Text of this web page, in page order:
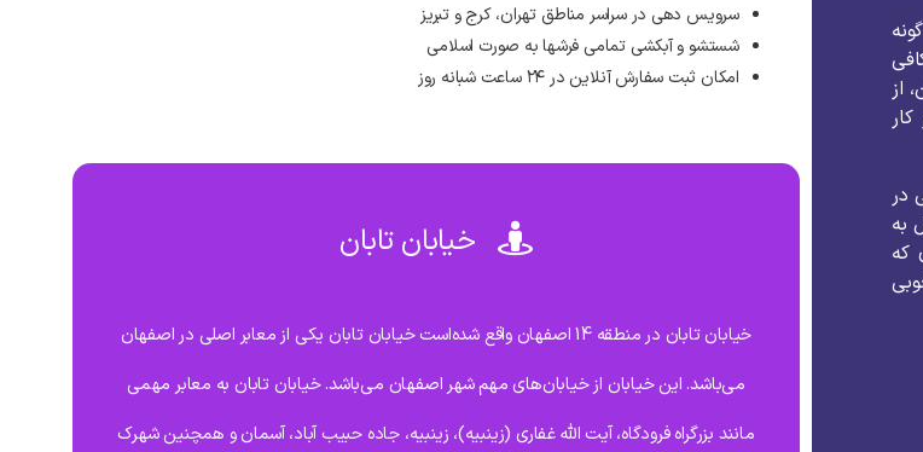
گونه
از
کار
در
به
که
سرویس دهی در سراسر مناطق تهران، کرج و تبریز
شستشو و آبکشی تمامی فرشها به صورت اسلامی
امکان ثبت سفارش آنلاین در ۲۴ ساعت شبانه روز
خیابان تابان
خیابان تابان در منطقه 14 اصفهان واقع شده‌است خیابان تابان یکی از معابر اصلی در اصفهان
می‌باشد. این خیابان از خیابان‌های مهم شهر اصفهان می‌باشد. خیابان تابان به معابر مهمی
مانند بزرگراه فرودگاه، آیت الله غفاری (زینبیه)، زینبیه، جاده حبیب آباد، آسمان و همچنین شهرک